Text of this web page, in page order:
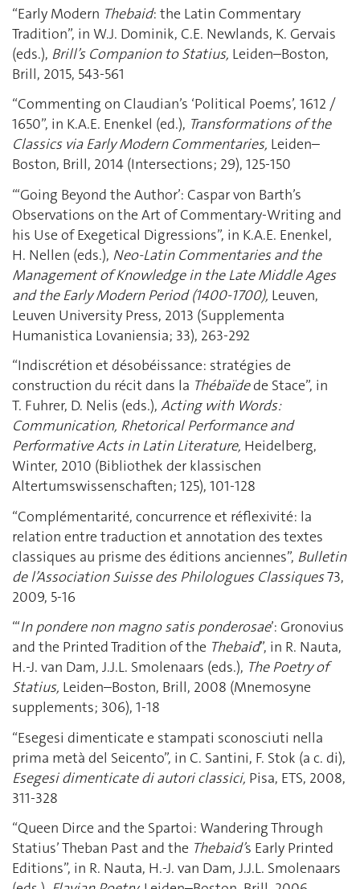
“Early Modern Thebaid: the Latin Commentary
Tradition”, in W.J. Dominik, C.E. Newlands, K. Gervais
(eds.), Brill’s Companion to Statius, Leiden–Boston,
Brill, 2015, 543-561
“Commenting on Claudian’s ‘Political Poems’, 1612 /
1650”, in K.A.E. Enenkel (ed.), Transformations of the
Classics via Early Modern Commentaries, Leiden–
Boston, Brill, 2014 (Intersections; 29), 125-150
“‘Going Beyond the Author’: Caspar von Barth’s
Observations on the Art of Commentary-Writing and
his Use of Exegetical Digressions”, in K.A.E. Enenkel,
H. Nellen (eds.), Neo-Latin Commentaries and the
Management of Knowledge in the Late Middle Ages
and the Early Modern Period (1400-1700), Leuven,
Leuven University Press, 2013 (Supplementa
Humanistica Lovaniensia; 33), 263-292
“Indiscrétion et désobéissance: stratégies de
construction du récit dans la Thébaïdede Stace”, in
T. Fuhrer, D. Nelis (eds.), Acting with Words:
Communication, Rhetorical Performance and
Performative Acts in Latin Literature, Heidelberg,
Winter, 2010 (Bibliothek der klassischen
Altertumswissenschaften; 125), 101-128
“Complémentarité, concurrence et réflexivité: la
relation entre traduction et annotation des textes
classiques au prisme des éditions anciennes”, Bulletin
de l’Association Suisse des Philologues Classiques73,
2009, 5-16
“‘In pondere non magno satis ponderosae’: Gronovius
and the Printed Tradition of the Thebaid”, in R. Nauta,
H.-J. van Dam, J.J.L. Smolenaars (eds.), The Poetry of
Statius, Leiden–Boston, Brill, 2008 (Mnemosyne
supplements; 306), 1-18
“Esegesi dimenticate e stampati sconosciuti nella
prima metà del Seicento”, in C. Santini, F. Stok (a c. di),
Esegesi dimenticate di autori classici, Pisa, ETS, 2008,
311-328
“Queen Dirce and the Spartoi: Wandering Through
Statius’ Theban Past and the Thebaid’s Early Printed
Editions”, in R. Nauta, H.-J. van Dam, J.J.L. Smolenaars